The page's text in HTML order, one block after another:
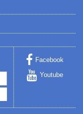
Facebook
Youtube